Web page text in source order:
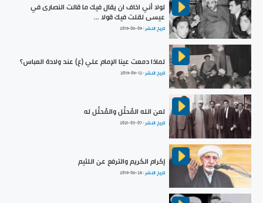
لولا أني اخاف ان يقال فيك ما قالت النصارى في
عيسى لقلت فيك قولا ...
تاريخ النشر :2019-06-09
لماذا دمعت عينا الإمام علي (ع) عند ولادة العباس؟
تاريخ النشر :2019-09-12
لعن الله المُحلِّل والمُحلَّل له
تاريخ النشر :2021-05-07
إكرام الكريم والترفع عن اللئيم
تاريخ النشر :2019-06-28